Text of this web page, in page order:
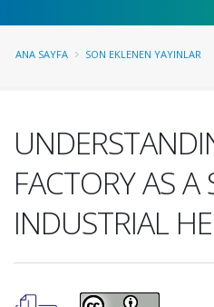
ANA SAYFA SON EKLENEN YAYINLAR
FACTORY AS
INDUSTRIAL